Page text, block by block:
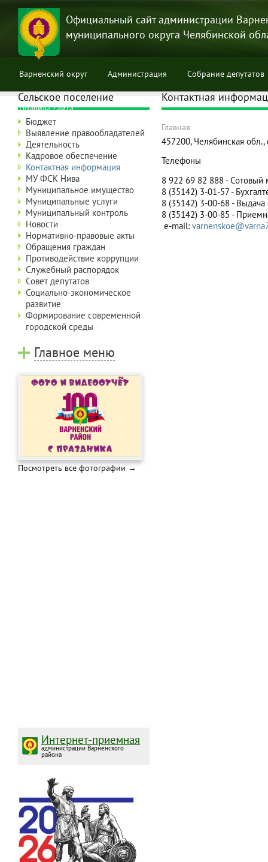
Перейти
основному
содержанию
Официальный сайт администрации
муниципального округа Челябинской
Варненский округ Администрация Собрание депутатов
Правила сайта
Контактная
Строка
навигации
Главная
457200, Челябинская обл.,
Телефоны
8 922 69 82 888 - Сотовый
8 (35142) 3-01-57 -
8 (35142) 3-00-68 - Выдача
8 (35142) 3-00-85 -
e-mail: varnenskoe
Сельское поселение
Бюджет
Выявление правообладателей
Деятельность
Кадровое обеспечение
Контактная информация
МУ ФСК Нива
Муниципальное имущество
Муниципальные услуги
Муниципальный контроль
Новости
Нормативно-правовые акты
Обращения граждан
Противодействие коррупции
Служебный распорядок
Совет депутатов
Социально-экономическое
развитие
Формирование современной
городской среды
Главное меню
Посмотреть все фотографии →
Интернет-приемная
администрации Варненского
района